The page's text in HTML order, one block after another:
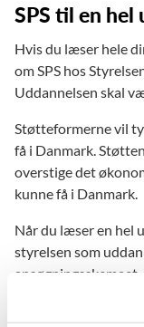
SPS til en hel
Hvis du læser hele
om SPS hos
Uddannelsen skal
Støtteformerne vil
få i Danmark.
overstige det
kunne få i Danmark.
Når du læser en hel
styrelsen som